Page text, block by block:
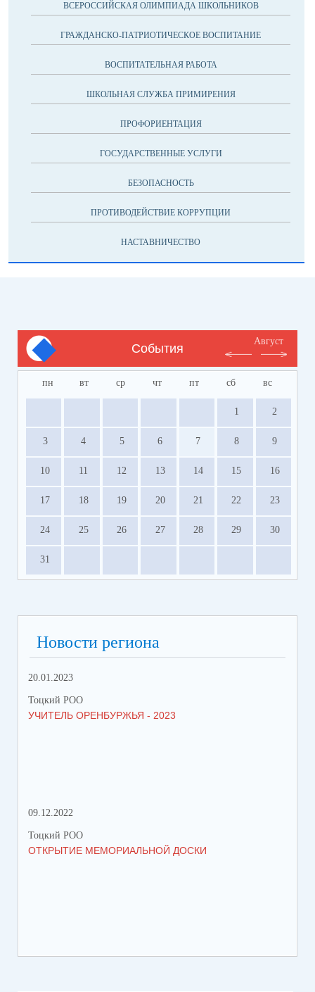
ВСЕРОССИЙСКАЯ ОЛИМПИАДА ШКОЛЬНИКОВ
ГРАЖДАНСКО-ПАТРИОТИЧЕСКОЕ ВОСПИТАНИЕ
ВОСПИТАТЕЛЬНАЯ РАБОТА
ШКОЛЬНАЯ СЛУЖБА ПРИМИРЕНИЯ
ПРОФОРИЕНТАЦИЯ
ГОСУДАРСТВЕННЫЕ УСЛУГИ
БЕЗОПАСНОСТЬ
ПРОТИВОДЕЙСТВИЕ КОРРУПЦИИ
НАСТАВНИЧЕСТВО
События
Август
пн вт ср чт пт сб вс
1 2
3 4 5 6 7 8 9
10 11 12 13 14 15 16
17 18 19 20 21 22 23
24 25 26 27 28 29 30
31
Новости региона
20.01.2023
Тоцкий РОО
УЧИТЕЛЬ ОРЕНБУРЖЬЯ - 2023
09.12.2022
Тоцкий РОО
ОТКРЫТИЕ МЕМОРИАЛЬНОЙ ДОСКИ